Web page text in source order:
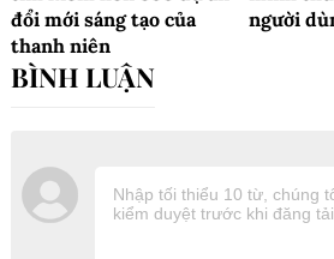
đổi mới sáng tạo của
thanh niên
người